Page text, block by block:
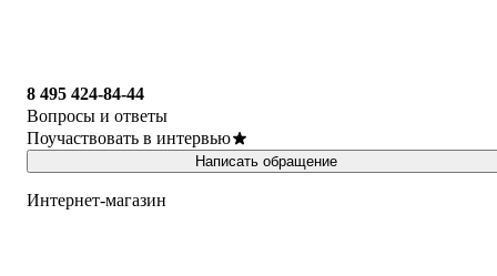
8 495 424-84-44
Вопросы и ответы
Поучаствовать в интервью
Написать обращение
Интернет-магазин